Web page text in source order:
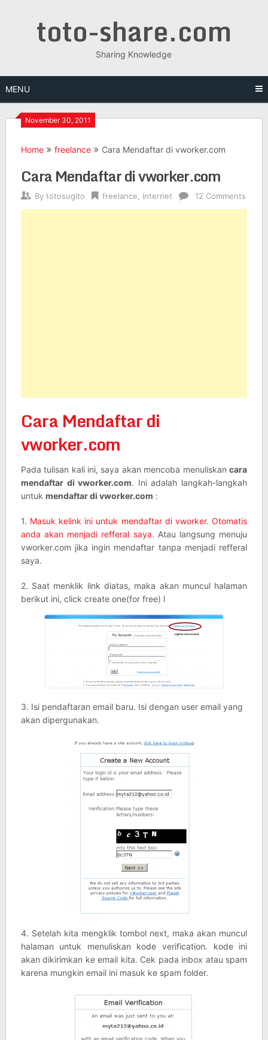
toto-share.com
Sharing Knowledge
MENU
November 30, 2011
Home freelance Cara Mendaftar di vworker.com
Cara Mendaftar di vworker.com
By totosugito freelance Internet 12 Comments
Cara Mendaftar di
vworker.com
Pada tulisan kali ini, saya akan mencoba menuliskancara
mendaftar di vworker.com. Ini adalah langkah-langkah
untuk mendaftar di vworker.com :
1. Masuk kelink ini untuk mendaftar di vworker. Otomatis
anda akan menjadi refferal saya. Atau langsung menuju
vworker.com jika ingin mendaftar tanpa menjadi refferal
saya.
2. Saat menklik link diatas, maka akan muncul halaman
berikut ini, click create one(for free) l
3. Isi pendaftaran email baru. Isi dengan user email yang
akan dipergunakan.
4. Setelah kita mengklik tombol next, maka akan muncul
halaman untuk menuliskan kode verification. kode ini
akan dikirimkan ke email kita. Cek pada inbox atau spam
karena mungkin email ini masuk ke spam folder.